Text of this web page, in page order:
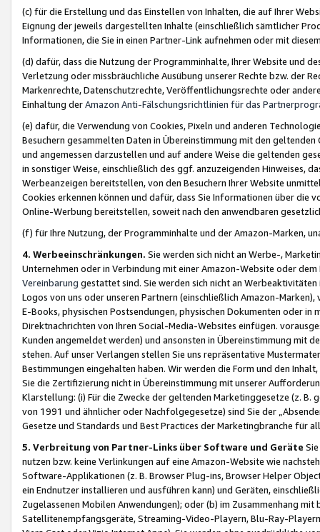
(c) für die Erstellung und das Einstellen von Inhalten, die auf Ihrer
Eignung der jeweils dargestellten Inhalte (einschließlich sämtlicher
Informationen, die Sie in einen Partner-Link aufnehmen oder mit
(d) dafür, dass die Nutzung der Programminhalte, Ihrer Website und
Verletzung oder missbräuchliche Ausübung unserer Rechte bzw. der
Markenrechte, Datenschutzrechte, Veröffentlichungsrechte oder
Einhaltung derAmazon Anti-Fälschungsrichtlinien für das
(e) dafür, die Verwendung von Cookies, Pixeln und anderen
Besuchern gesammelten Daten in Übereinstimmung mit den
und angemessen darzustellen und auf andere Weise die geltenden
in sonstiger Weise, einschließlich des ggf. anzuzeigenden Hinweises,
Werbeanzeigen bereitstellen, von den Besuchern Ihrer Website
Cookies erkennen können und dafür, dass Sie Informationen über die
Online-Werbung bereitstellen, soweit nach den anwendbaren
(f) für Ihre Nutzung, der Programminhalte und der Amazon-Marken,
4. Werbeeinschränkungen. Sie werden sich nicht an Werbe-,
Unternehmen oder in Verbindung mit einer Amazon-Website oder
Vereinbarung gestattet sind. Sie werden sich nicht an
Logos von uns oder unseren Partnern (einschließlich Amazon-
E-Books, physischen Postsendungen, physischen Dokumenten oder in
Direktnachrichten von Ihren Social-Media-Websites einfügen.
Kunden angemeldet werden) und ansonsten in Übereinstimmung mit
stehen. Auf unser Verlangen stellen Sie uns repräsentative
Bestimmungen eingehalten haben. Wir werden die Form und den
Sie die Zertifizierung nicht in Übereinstimmung mit unserer
Klarstellung: (i) Für die Zwecke der geltenden Marketinggesetze (z. B.
von 1991 und ähnlicher oder Nachfolgegesetze) sind Sie der
Gesetze und Standards und Best Practices der Marketingbranche für
5. Verbreitung von Partner-Links über Software und Geräte
nutzen bzw. keine Verlinkungen auf eine Amazon-Website wie
Software-Applikationen (z. B. Browser Plug-ins, Browser Helper
ein Endnutzer installieren und ausführen kann) und Geräten,
Zugelassenen Mobilen Anwendungen); oder (b) im Zusammenhang
Satellitenempfangsgeräte, Streaming-Video-Playern, Blu-Ray-